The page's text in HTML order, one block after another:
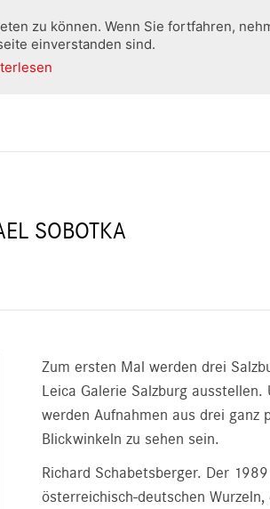
Ausstellungen und Veranstaltungen
SOBOTKA
Zum ersten Mal werden drei
Leica Galerie Salzburg
werden Aufnahmen aus drei ganz
Blickwinkeln zu sehen sein.
Richard Schabetsberger. Der
österreichisch-deutschen
zu können. Wenn Sie fortfahren,
einverstanden sind.